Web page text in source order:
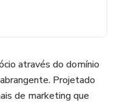
através do domínio
Projetado
de marketing que